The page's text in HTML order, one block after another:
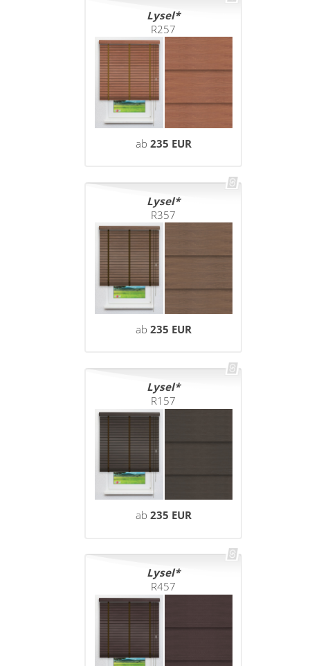
Lysel
R257
ab 235 EUR
Lysel
R357
ab 235 EUR
Lysel
R157
ab 235 EUR
Lysel
R457